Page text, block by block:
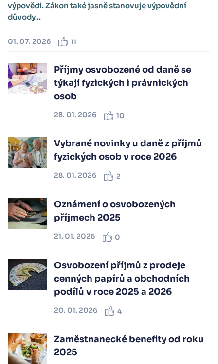
výpovědi. Zákon také jasně stanovuje výpovědní
důvody...
01. 07. 2026 11
Příjmy osvobozené od daně se
týkají fyzických i právnických
osob
28. 01. 2026 10
Vybrané novinky u daně z příjmů
fyzických osob v roce 2026
28. 01. 2026 2
Oznámení o osvobozených
příjmech 2025
21. 01. 2026 0
Osvobození příjmů z prodeje
cenných papírů a obchodních
podílů v roce 2025 a 2026
20. 01. 2026 4
Zaměstnanecké benefity od roku
2025